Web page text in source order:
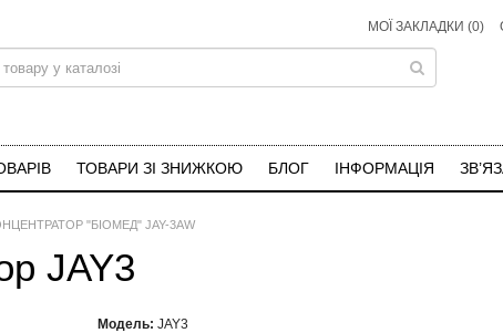
МОЇ ЗАКЛАДКИ (0)
ТОВАРИ ЗІ ЗНИЖКОЮ БЛОГ ІНФОРМАЦІЯ
"БІОМЕД" JAY-3AW
JAY3
Модель: JAY3